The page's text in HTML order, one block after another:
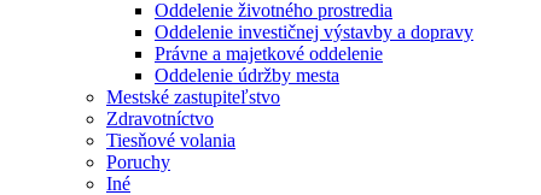
Oddelenie životného prostredia
Oddelenie investičnej výstavby a dopravy
Právne a majetkové oddelenie
Oddelenie údržby mesta
Mestské zastupiteľstvo
Zdravotníctvo
Tiesňové volania
Poruchy
Iné